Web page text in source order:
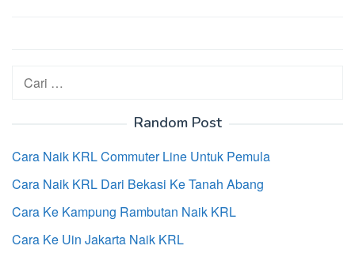
Cari
Random Post
Cara Naik KRL Commuter Line Untuk Pemula
Cara Naik KRL Dari Bekasi Ke Tanah Abang
Cara Ke Kampung Rambutan Naik KRL
Cara Ke Uin Jakarta Naik KRL